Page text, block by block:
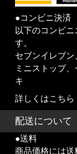
●コンビニ決済
以下のコンビ
す。
セブンイレブン
ミニストップ
キ
詳しくはこちら
配送について
●送料
商品価格には送